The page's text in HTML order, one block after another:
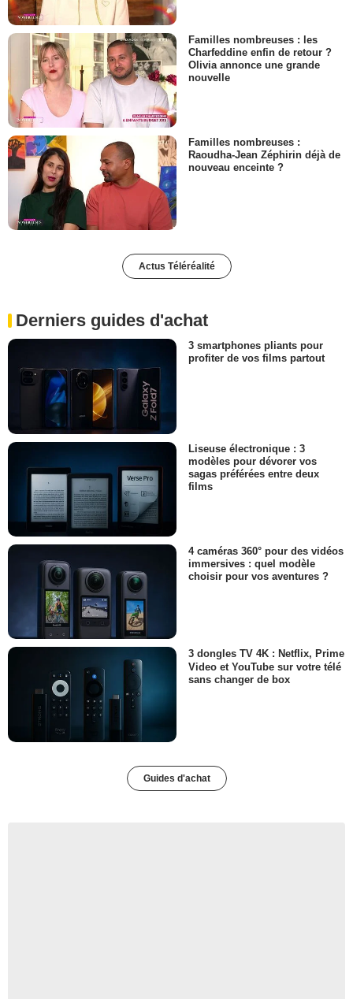
Familles nombreuses : les
Charfeddine enfin de retour ?
Olivia annonce une grande
nouvelle
Familles nombreuses :
Raoudha-Jean Zéphirin déjà de
nouveau enceinte ?
Actus Téléréalité
Derniers guides d'achat
3 smartphones pliants pour
profiter de vos films partout
Liseuse électronique : 3
modèles pour dévorer vos
sagas préférées entre deux
films
4 caméras 360° pour des vidéos
immersives : quel modèle
choisir pour vos aventures ?
3 dongles TV 4K : Netflix, Prime
Video et YouTube sur votre télé
sans changer de box
Guides d'achat